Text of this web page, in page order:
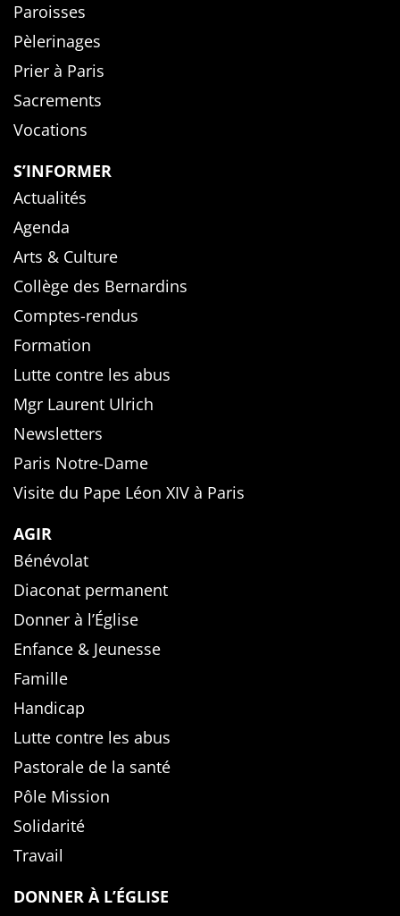
Paroisses
Pèlerinages
Prier à Paris
Sacrements
Vocations
S’INFORMER
Actualités
Agenda
Arts & Culture
Collège des Bernardins
Comptes-rendus
Formation
Lutte contre les abus
Mgr Laurent Ulrich
Newsletters
Paris Notre-Dame
Visite du Pape Léon XIV à Paris
AGIR
Bénévolat
Diaconat permanent
Donner à l’Église
Enfance & Jeunesse
Famille
Handicap
Lutte contre les abus
Pastorale de la santé
Pôle Mission
Solidarité
Travail
DONNER À L’ÉGLISE